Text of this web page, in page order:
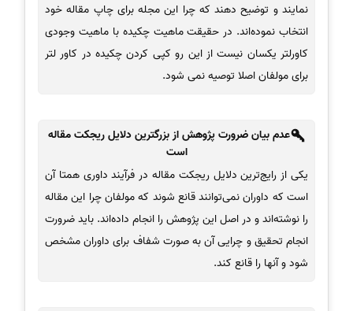
نمایند و توضیح دهند که چرا این مجله برای چاپ مقاله خود
انتخاب نموده‌‌اند. در حقیقت ماهیت چکیده با ماهیت وجودی
کاورلتر یکسان نیست از این رو کپی کردن چکیده در کاور لتر
برای مولفان اصلا توصیه نمی شود.
عدم بیان ضرورت پژوهش از بزرگترین دلایل ریجکت مقاله
است
یکی از رایج‌ترین دلایل ریجکت مقاله در فرآیند داوری همتا آن
است که داوران نمی‌توانند قانع شوند که مولفان چرا این مقاله
را نوشته‌اند و در اصل این پژوهش را انجام داده‌اند. باید ضرورت
انجام تحقیق و چرایی آن به صورت شفاف برای داوران مشخص
شود و آنها را قانع کند.